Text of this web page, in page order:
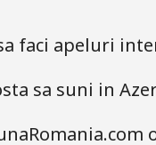
faci apeluri
sa suni in